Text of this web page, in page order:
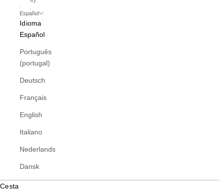
Español
Idioma
Español
Português
(portugal)
Deutsch
Français
English
Italiano
Nederlands
Dansk
Cesta